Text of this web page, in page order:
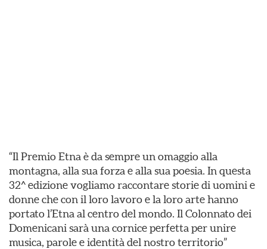
“Il Premio Etna è da sempre un omaggio alla
montagna, alla sua forza e alla sua poesia. In questa
32^ edizione vogliamo raccontare storie di uomini e
donne che con il loro lavoro e la loro arte hanno
portato l’Etna al centro del mondo. Il Colonnato dei
Domenicani sarà una cornice perfetta per unire
musica, parole e identità del nostro territorio”